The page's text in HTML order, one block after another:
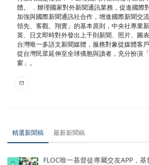
體。 ．辦理國家對外新聞通訊業務，促進國際
加強與國際新聞通訊社合作，增進國際新聞交流
領先、客觀、翔實」的基本原則，中央社專業新
英、日文即時對外發出上千則新聞、照片、圖
台灣唯一多語文新聞媒體，服務對象從媒體客
從台灣民眾延伸至全球僑胞與讀者，充分扮演
窗」。
精選新聞稿 最新新聞稿
FLOC唯一基督徒專屬交友APP，